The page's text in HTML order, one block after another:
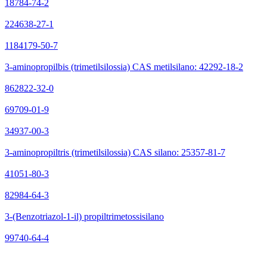
18784-74-2
224638-27-1
1184179-50-7
3-aminopropilbis (trimetilsilossia) CAS metilsilano: 42292-18-2
862822-32-0
69709-01-9
34937-00-3
3-aminopropiltris (trimetilsilossia) CAS silano: 25357-81-7
41051-80-3
82984-64-3
3-(Benzotriazol-1-il) propiltrimetossisilano
99740-64-4